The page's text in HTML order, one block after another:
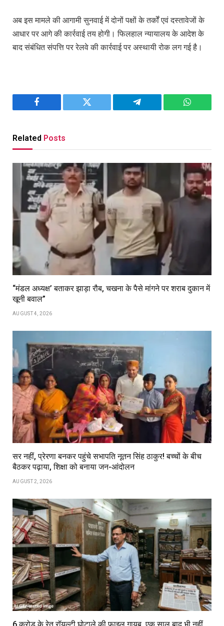
अब इस मामले की आगामी सुनवाई में दोनों पक्षों के तर्कों एवं दस्तावेजों के
आधार पर आगे की कार्रवाई तय होगी। फिलहाल न्यायालय के आदेश के
बाद संबंधित संपत्ति पर रेलवे की कार्रवाई पर अस्थायी रोक लग गई है।
Facebook Twitter Telegram
Related Posts
“मंडल अध्यक्ष’ बताकर झाड़ा रौब, चखना के पैसे मांगने पर शराब दुकान में
खूनी बवाल”
AUGUST 4, 2026
सर नहीं, प्रेरणा बनकर पहुंचे सभापति नूतन सिंह ठाकुर! बच्चों के बीच
बैठकर पढ़ाया, शिक्षा को बनाया जन-आंदोलन
AUGUST 2, 2026
6 करोड़ के रेत रॉयल्टी घोटाले की फाइल गायब, एक साल बाद भी नहीं